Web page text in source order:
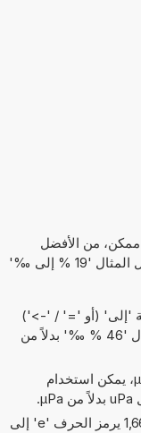
من الأفضل
إدخال القيمة المراد تحويلها كنص، على سبيل المثال '19 % إلى ‰'
'إلى' (أو '=' / '->')
بين اسمي الوحدتين، على سبيل المثال '46 % ‰' بدلاً من
بدلاً من الحرف اليوناني 'µ' (= micro)، يمكن استخدام
بدلاً من 1,66 × 10^5 ، يمكن كتابة 1,66e5 يرمز الحرف 'e' إلى